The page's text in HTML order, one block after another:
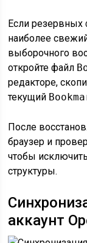
Если резервных
наиболее
выборочного
откройте файл
редакторе,
текущий
После
браузер и
чтобы
структуры.
аккаунт